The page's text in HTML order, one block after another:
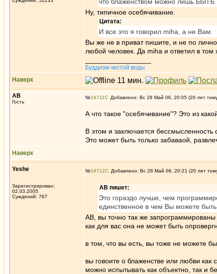
Ну, типичное осебячивание.
Цитата:
И все это я говорил miha, а не Вам.
Вы же не в приват пишите, и не по
любой человек. Да miha и ответил в
Буддизм чистой воды
Наверх
АВ
Гость
№16711 Добавлено: Вс 28 Май 06, 20:05 (20 лет
А что такое "осебячивание"? Это из
В этом и заключается
Это может быть только забаваой,
Наверх
Yeshe
Зарегистрирован:
02.03.2005
Суждений: 767
№16712 Добавлено: Вс 28 Май 06, 20:21 (20 лет
АВ пишет:
Это гораздо лучше, чем
единственное в чем Вы можете
АВ, вы точно так же
как для вас она не может быть
в том, что вы есть, вы тоже не можете
вы говоите о блаженстве или любви как
можно испытывать как объектно, так и